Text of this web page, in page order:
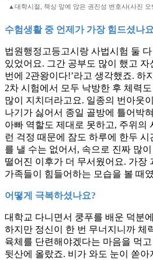
▲대학시절, 책상 앞에 앉은 권진성 변호사(사진
수험생활 중 언제가 가장 힘드셨나
법원행정고등고시랑 사법시험 둘
있었어요. 그간 공부도 많이 했고 자
번에 2관왕이다!’라고 생각했죠. 하
2차 시험에서 모두 낙방한 후 체력
많이 지치더라고요. 일종의 번아웃
나기가 싫어서 종일 골방에 틀어박
아빠 역할도 제대로 못하고, 주위의
런 걱정 때문에 잠도 하루에 한두 시
를 낼 수는 없어서, 속으로 진짜 많
떨어진 이후가 더 무서웠어요. 가장
가족들이 힘들어하는 모습을 볼 때
어떻게 극복하셨나요?
대학교 다니면서 쿵푸를 배운 덕분
하지만 정신이 한 번 무너지니까 체
육체를 단련해야겠다는 마음을 먹
뒷산에 올랐죠. 비가 와도 눈이 쏟